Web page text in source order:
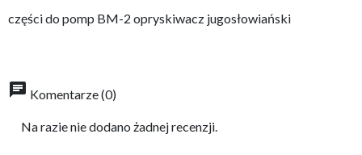
części do pomp BM-2 opryskiwacz jugosłowiański
chat Komentarze (0)
Na razie nie dodano żadnej recenzji.